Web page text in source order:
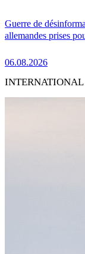
Guerre de
allemandes prises
06.08.2026
INTERNATIONAL